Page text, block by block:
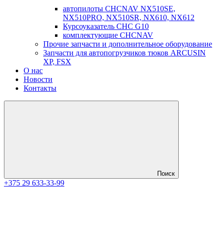
автопилоты CHCNAV NX510SE,
NX510PRO, NX510SR, NX610, NX612
Курсоуказатель CHC G10
комплектующие CHCNAV
Прочие запчасти и дополнительное оборудование
Запчасти для автопогрузчиков тюков ARCUSIN
XP, FSX
О нас
Новости
Контакты
Поиск
+375 29 633-33-99